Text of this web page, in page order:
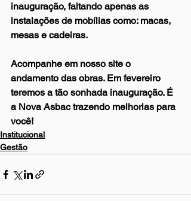
inauguração, faltando apenas as
instalações de mobílias como: macas,
mesas e cadeiras.
Acompanhe em nosso site o
andamento das obras. Em fevereiro
teremos a tão sonhada inauguração. É
a Nova Asbac trazendo melhorias para
você!
Institucional
Gestão